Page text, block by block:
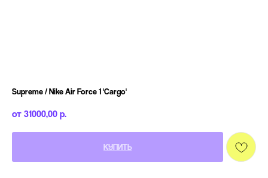
Supreme / Nike Air Force 1 'Cargo'
31000,00 р.
КУПИТЬ